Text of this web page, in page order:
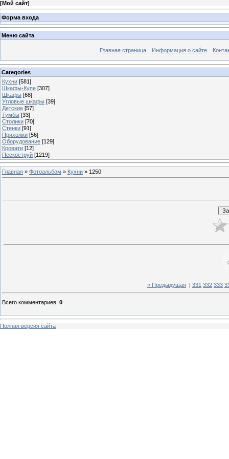
[Мой сайт]
Форма входа
Меню сайта
Главная страница Информация о сайте
Categories
Кухни [581]
Шкафы-Купе [307]
Шкафы [68]
Угловые шкафы [39]
Детские [57]
Тумбы [33]
Столики [70]
Стенки [91]
Прихожки [56]
Оборудование [129]
Кровати [12]
Пескоструй [1219]
Главная » Фотоальбом » Кухни » 1250
« Предыдущая 331 332 333
Всего комментариев: 0
Полная версия сайта